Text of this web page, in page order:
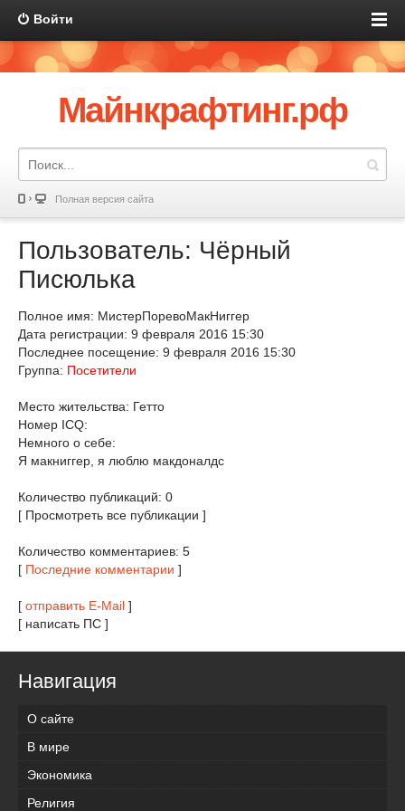
Войти
Майнкрафтинг.рф
Полная версия сайта
Пользователь: Чёрный
Писюлька
Полное имя: МистерПоревоМакНиггер
Дата регистрации: 9 февраля 2016 15:30
Последнее посещение: 9 февраля 2016 15:30
Группа: Посетители
Место жительства: Гетто
Номер ICQ:
Немного о себе:
Я макниггер, я люблю макдоналдс
Количество публикаций: 0
[ Просмотреть все публикации ]
Количество комментариев: 5
[ Последние комментарии ]
[ отправить E-Mail ]
[ написать ПС ]
Навигация
О сайте
В мире
Экономика
Религия